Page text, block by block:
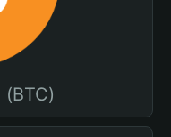
محفظة بيتكوين (BTC)